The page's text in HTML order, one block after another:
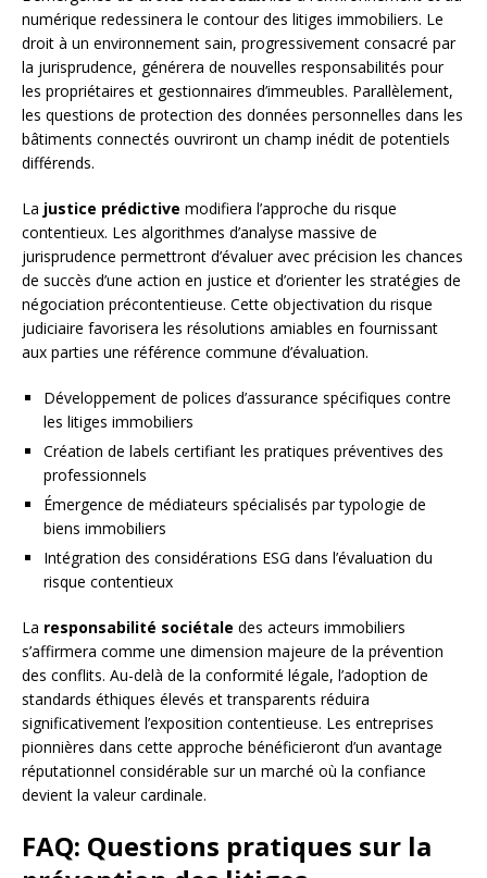
numérique redessinera le contour des litiges immobiliers. Le
droit à un environnement sain, progressivement consacré par
la jurisprudence, générera de nouvelles responsabilités pour
les propriétaires et gestionnaires d’immeubles. Parallèlement,
les questions de protection des données personnelles dans les
bâtiments connectés ouvriront un champ inédit de potentiels
différends.
La justice prédictive modifiera l’approche du risque
contentieux. Les algorithmes d’analyse massive de
jurisprudence permettront d’évaluer avec précision les chances
de succès d’une action en justice et d’orienter les stratégies de
négociation précontentieuse. Cette objectivation du risque
judiciaire favorisera les résolutions amiables en fournissant
aux parties une référence commune d’évaluation.
Développement de polices d’assurance spécifiques contre
les litiges immobiliers
Création de labels certifiant les pratiques préventives des
professionnels
Émergence de médiateurs spécialisés par typologie de
biens immobiliers
Intégration des considérations ESG dans l’évaluation du
risque contentieux
La responsabilité sociétale des acteurs immobiliers
s’affirmera comme une dimension majeure de la prévention
des conflits. Au-delà de la conformité légale, l’adoption de
standards éthiques élevés et transparents réduira
significativement l’exposition contentieuse. Les entreprises
pionnières dans cette approche bénéficieront d’un avantage
réputationnel considérable sur un marché où la confiance
devient la valeur cardinale.
FAQ: Questions pratiques sur la